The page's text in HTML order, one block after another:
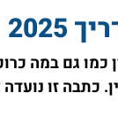
גם במה